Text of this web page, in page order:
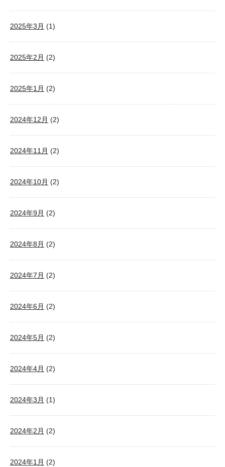
2025年3月 (1)
2025年2月 (2)
2025年1月 (2)
2024年12月 (2)
2024年11月 (2)
2024年10月 (2)
2024年9月 (2)
2024年8月 (2)
2024年7月 (2)
2024年6月 (2)
2024年5月 (2)
2024年4月 (2)
2024年3月 (1)
2024年2月 (2)
2024年1月 (2)